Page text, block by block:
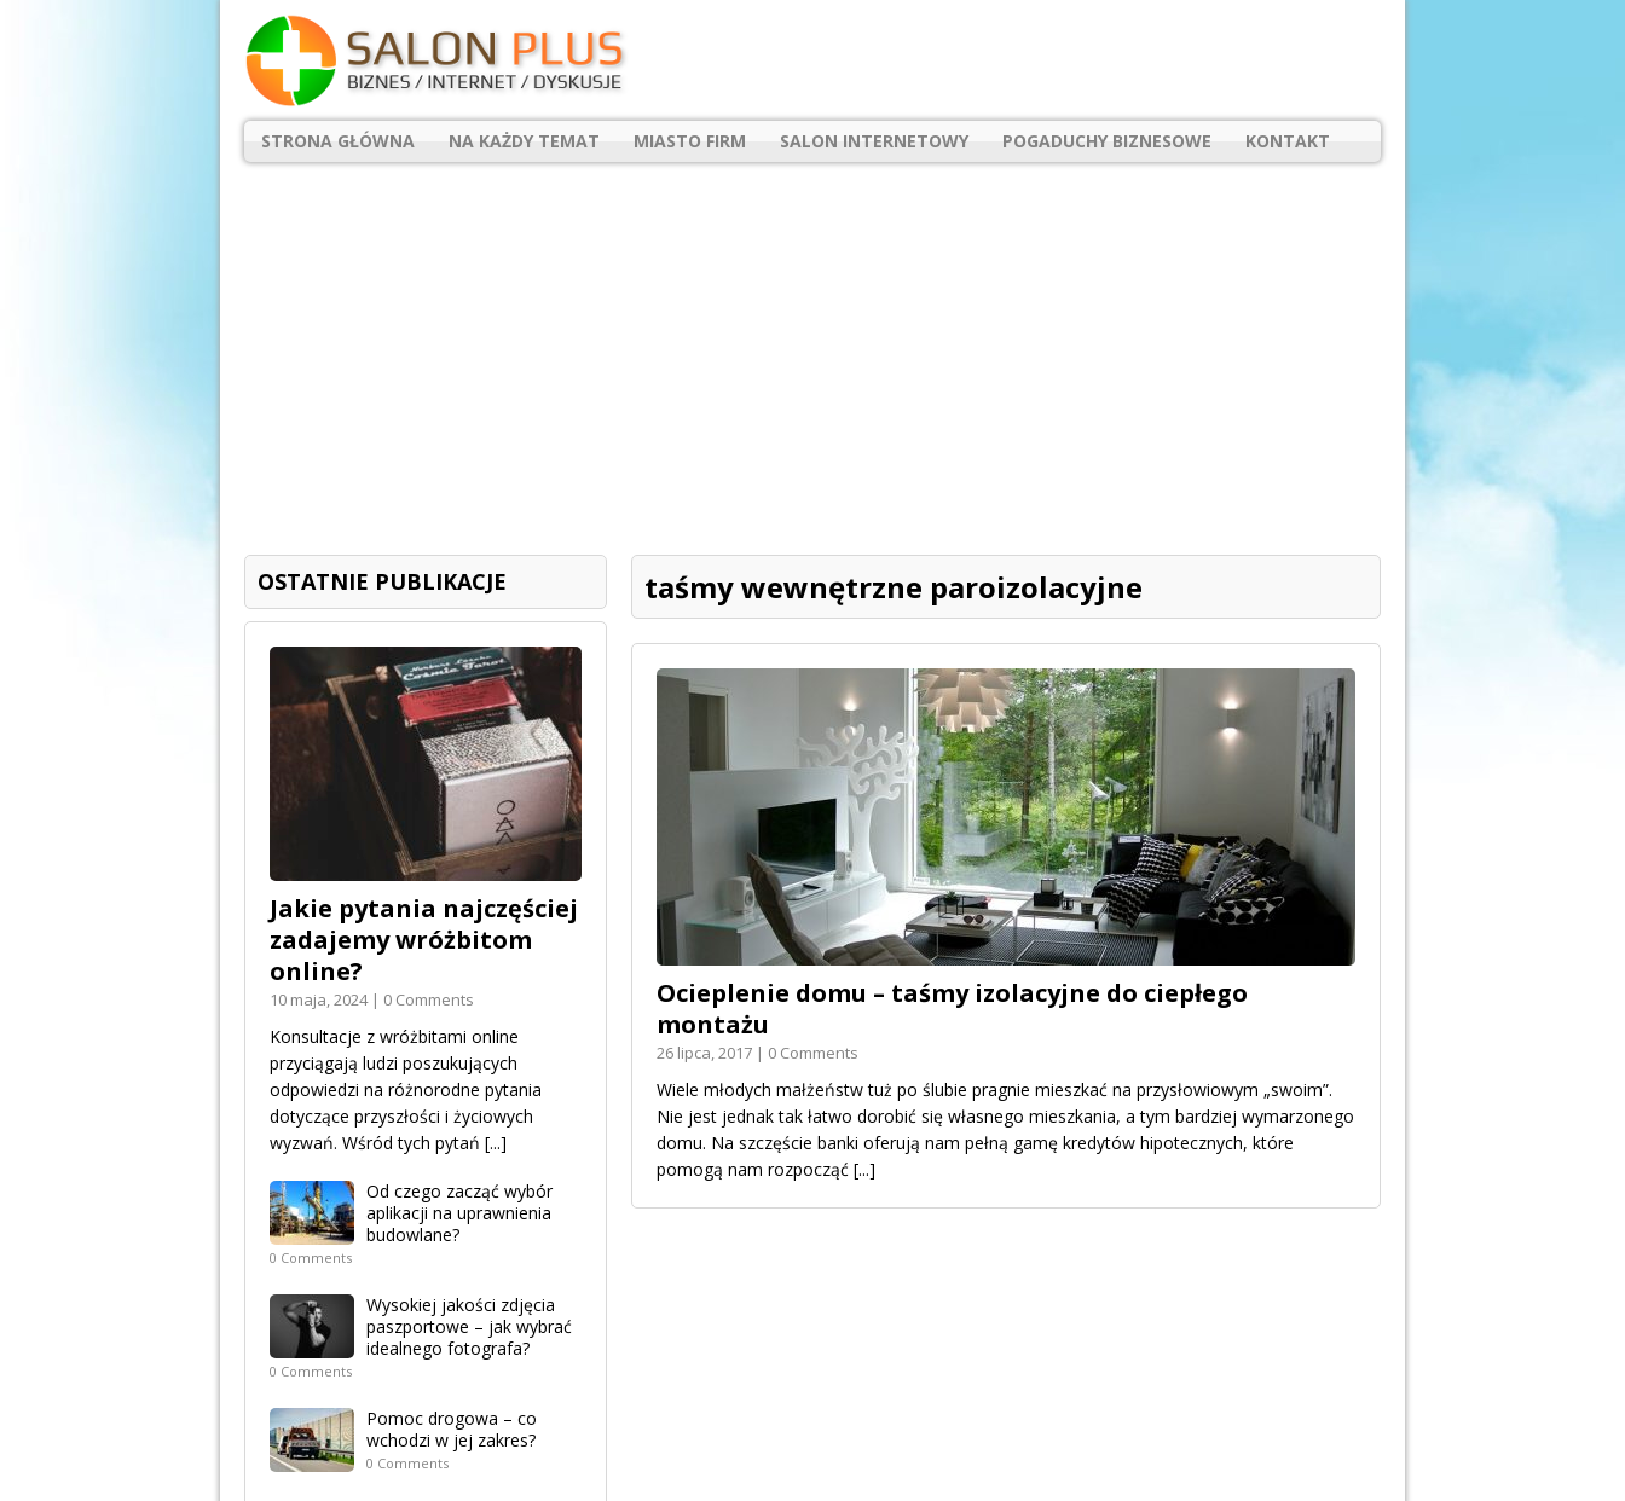
STRONA GŁÓWNA NA KAŻDY TEMAT MIASTO FIRM SALON INTERNETOWY POGADUCHY BIZNESOWE KONTAKT
taśmy wewnętrzne paroizolacyjne
Ocieplenie domu – taśmy izolacyjne do ciepłego
montażu
26 lipca, 2017 | 0 Comments
Wiele młodych małżeństw tuż po ślubie pragnie mieszkać na przysłowiowym „swoim”.
Nie jest jednak tak łatwo dorobić się własnego mieszkania, a tym bardziej wymarzonego
domu. Na szczęście banki oferują nam pełną gamę kredytów hipotecznych, które
pomogą nam rozpocząć [...]
OSTATNIE PUBLIKACJE
Jakie pytania najczęściej
zadajemy wróżbitom
online?
10 maja, 2024 | 0 Comments
Konsultacje z wróżbitami online
przyciągają ludzi poszukujących
odpowiedzi na różnorodne pytania
dotyczące przyszłości i życiowych
wyzwań. Wśród tych pytań [...]
Od czego zacząć wybór
aplikacji na uprawnienia
budowlane?
0 Comments
Wysokiej jakości zdjęcia
paszportowe – jak wybrać
idealnego fotografa?
0 Comments
Pomoc drogowa – co
wchodzi w jej zakres?
0 Comments